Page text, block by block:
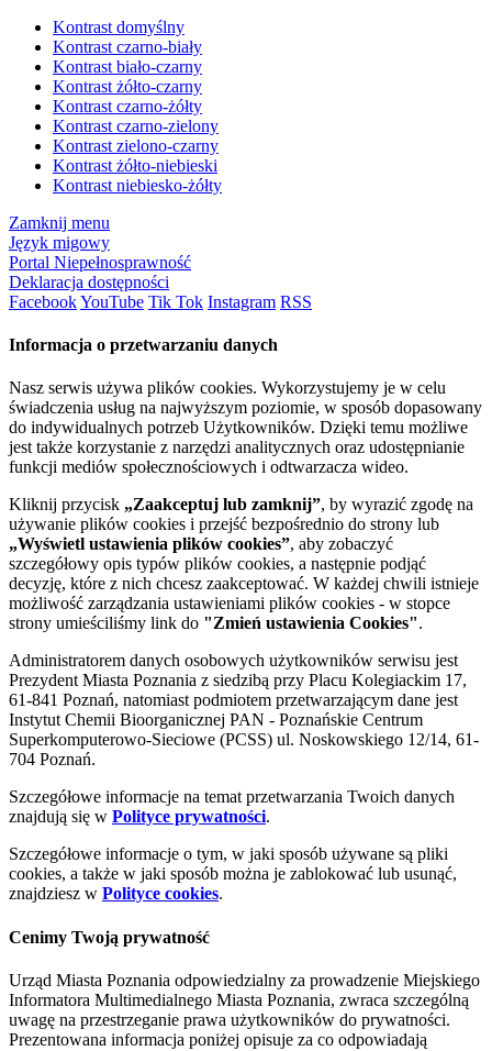
Kontrast domyślny
Kontrast czarno-biały
Kontrast biało-czarny
Kontrast żółto-czarny
Kontrast czarno-żółty
Kontrast czarno-zielony
Kontrast zielono-czarny
Kontrast żółto-niebieski
Kontrast niebiesko-żółty
Zamknij menu
Język migowy
Portal Niepełnosprawność
Deklaracja dostępności
FacebookYouTube Tik Tok Instagram RSS
Informacja o przetwarzaniu danych
Nasz serwis używa plików cookies. Wykorzystujemy je w celu
świadczenia usług na najwyższym poziomie, w sposób dopasowany
do indywidualnych potrzeb Użytkowników. Dzięki temu możliwe
jest także korzystanie z narzędzi analitycznych oraz udostępnianie
funkcji mediów społecznościowych i odtwarzacza wideo.
Kliknij przycisk „Zaakceptuj lub zamknij”, by wyrazić zgodę na
używanie plików cookies i przejść bezpośrednio do strony lub
„Wyświetl ustawienia plików cookies”, aby zobaczyć
szczegółowy opis typów plików cookies, a następnie podjąć
decyzję, które z nich chcesz zaakceptować. W każdej chwili istnieje
możliwość zarządzania ustawieniami plików cookies - w stopce
strony umieściliśmy link do "Zmień ustawienia Cookies".
Administratorem danych osobowych użytkowników serwisu jest
Prezydent Miasta Poznania z siedzibą przy Placu Kolegiackim 17,
61-841 Poznań, natomiast podmiotem przetwarzającym dane jest
Instytut Chemii Bioorganicznej PAN - Poznańskie Centrum
Superkomputerowo-Sieciowe (PCSS) ul. Noskowskiego 12/14, 61-
704 Poznań.
Szczegółowe informacje na temat przetwarzania Twoich danych
znajdują się w Polityce prywatności.
Szczegółowe informacje o tym, w jaki sposób używane są pliki
cookies, a także w jaki sposób można je zablokować lub usunąć,
znajdziesz w Polityce cookies.
Cenimy Twoją prywatność
Urząd Miasta Poznania odpowiedzialny za prowadzenie Miejskiego
Informatora Multimedialnego Miasta Poznania, zwraca szczególną
uwagę na przestrzeganie prawa użytkowników do prywatności.
Prezentowana informacja poniżej opisuje za co odpowiadają